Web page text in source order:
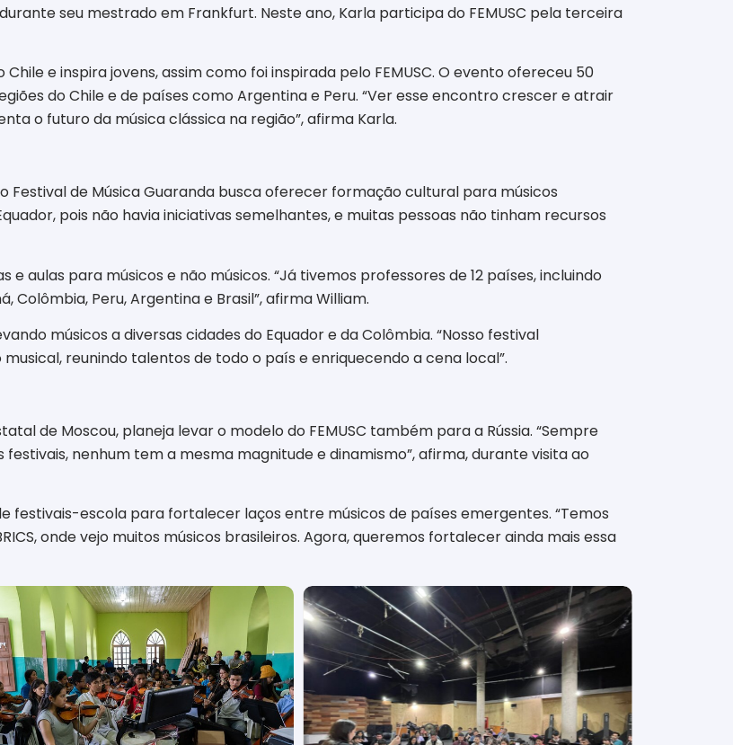
seu mestrado em Frankfurt. Neste ano, Karla participa do FEMUSC pela terceira
e inspira jovens, assim como foi inspirada pelo FEMUSC. O evento ofereceu 50
do Chile e de países como Argentina e Peru. “Ver esse encontro crescer e atrair
o futuro da música clássica na região”, afirma Karla.
Festival de Música Guaranda busca oferecer formação cultural para músicos
pois não havia iniciativas semelhantes, e muitas pessoas não tinham recursos
aulas para músicos e não músicos. “Já tivemos professores de 12 países, incluindo
Colômbia, Peru, Argentina e Brasil”, afirma William.
músicos a diversas cidades do Equador e da Colômbia. “Nosso festival
reunindo talentos de todo o país e enriquecendo a cena local”.
de Moscou, planeja levar o modelo do FEMUSC também para a Rússia. “Sempre
nenhum tem a mesma magnitude e dinamismo”, afirma, durante visita ao
festivais-escola para fortalecer laços entre músicos de países emergentes. “Temos
onde vejo muitos músicos brasileiros. Agora, queremos fortalecer ainda mais essa